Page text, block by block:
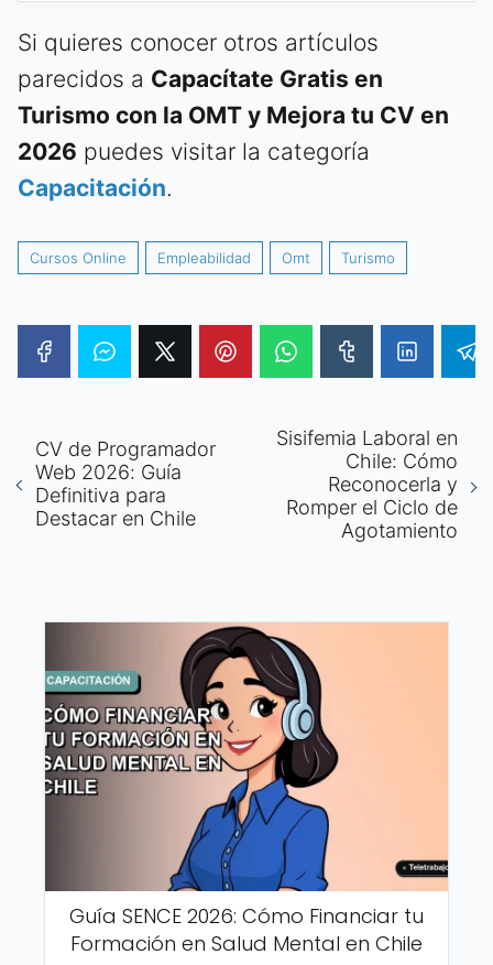
Si quieres conocer otros artículos
parecidos a Capacítate Gratis en
Turismo con la OMT y Mejora tu CV en
2026 puedes visitar la categoría
Capacitación.
Cursos Online Empleabilidad Omt Turismo
CV de Programador
Web 2026: Guía
Definitiva para
Destacar en Chile
Sisifemia Laboral en
Chile: Cómo
Reconocerla y
Romper el Ciclo de
Agotamiento
Guía SENCE 2026: Cómo Financiar tu
Formación en Salud Mental en Chile